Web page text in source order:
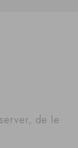
de le